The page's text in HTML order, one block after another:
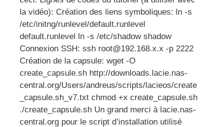
la vidéo): Création des liens symboliques: ln -s
/etc/initng/runlevel/default.runlevel
default.runlevel ln -s /etc/shadow shadow
Connexion SSH: ssh root@192.168.x.x -p 2222
Création de la capsule: wget -O
create_capsule.sh http://downloads.lacie.nas-
central.org/Users/andreus/scripts/lacieos/create
_capsule.sh_v7.txt chmod +x create_capsule.sh
./create_capsule.sh Un grand merci à lacie.nas-
central.org pour le script d’installation utilisé